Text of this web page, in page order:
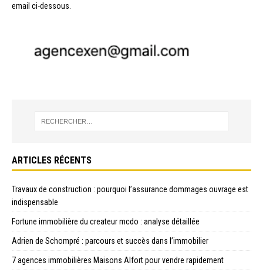
email ci-dessous.
ARTICLES RÉCENTS
Travaux de construction : pourquoi l’assurance dommages ouvrage est
indispensable
Fortune immobilière du createur mcdo : analyse détaillée
Adrien de Schompré : parcours et succès dans l’immobilier
7 agences immobilières Maisons Alfort pour vendre rapidement